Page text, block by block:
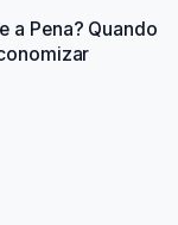
a Pena? Quando